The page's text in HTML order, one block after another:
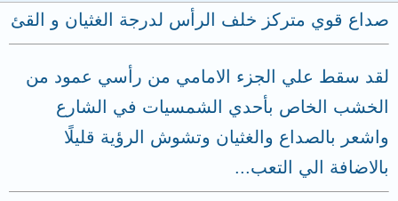
صداع قوي متركز خلف الرأس لدرجة الغثيان و القئ
لقد سقط علي الجزء الامامي من رأسي عمود من
الخشب الخاص بأحدي الشمسيات في الشارع
واشعر بالصداع والغثيان وتشوش الرؤية قليلًا
بالاضافة الي التعب...